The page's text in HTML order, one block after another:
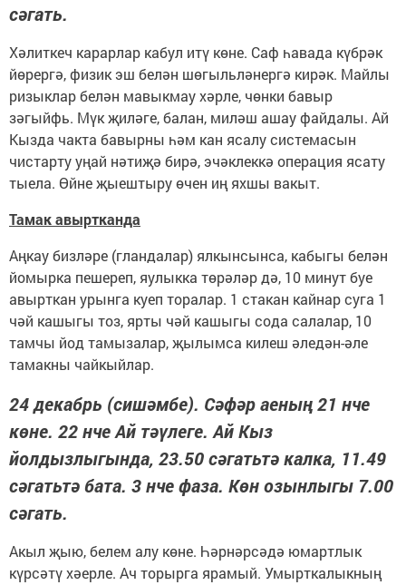
сәгать.
Хәлиткеч карарлар кабул итү көне. Саф һавада күбрәк
йөрергә, физик эш белән шөгыльләнергә кирәк. Майлы
ризыклар белән мавыкмау хәрле, чөнки бавыр
зәгыйфь. Мүк җиләге, балан, миләш ашау файдалы. Ай
Кызда чакта бавырны һәм кан ясалу системасын
чистарту уңай нәтиҗә бирә, эчәклеккә операция ясату
тыела. Өйне җыештыру өчен иң яхшы вакыт.
Тамак авыртканда
Аңкау бизләре (гландалар) ялкынсынса, кабыгы белән
йомырка пешереп, яулыкка төрәләр дә, 10 минут буе
авырткан урынга куеп торалар. 1 стакан кайнар суга 1
чәй кашыгы тоз, ярты чәй кашыгы сода салалар, 10
тамчы йод тамызалар, җылымса килеш әледән-әле
тамакны чайкыйлар.
24 декабрь (сишәмбе). Сәфәр аеның 21 нче
көне. 22 нче Ай тәүлеге. Ай Кыз
йолдызлыгында, 23.50 сәгатьтә калка, 11.49
сәгатьтә бата. 3 нче фаза. Көн озынлыгы 7.00
сәгать.
Акыл җыю, белем алу көне. Һәрнәрсәдә юмартлык
күрсәтү хәерле. Ач торырга ярамый. Умырткалыкның